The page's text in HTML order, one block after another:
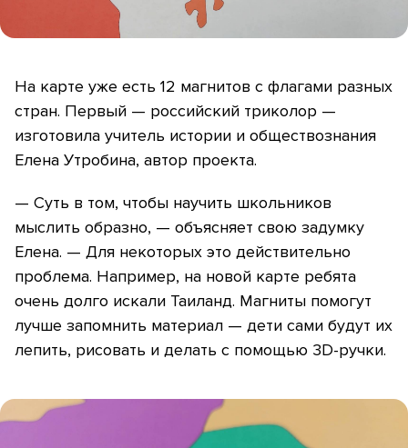
На карте уже есть 12 магнитов с флагами разных
стран. Первый — российский триколор —
изготовила учитель истории и обществознания
Елена Утробина, автор проекта.
— Суть в том, чтобы научить школьников
мыслить образно, — объясняет свою задумку
Елена. — Для некоторых это действительно
проблема. Например, на новой карте ребята
очень долго искали Таиланд. Магниты помогут
лучше запомнить материал — дети сами будут их
лепить, рисовать и делать с помощью 3D-ручки.